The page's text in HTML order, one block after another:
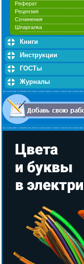
Реферат
Рецензия
Сочинения
Шпаргалка
Книги
Инструкции
ГОСТы
Журналы